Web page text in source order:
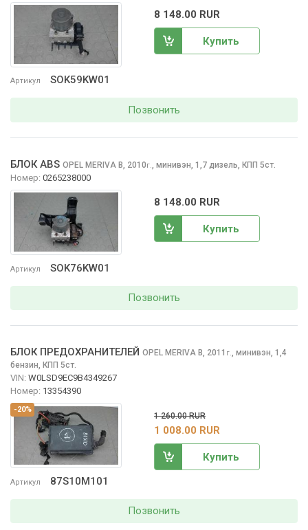
Артикул SOK59KW01
8 148.00 RUR
Купить
Позвонить
Артикул SOK76KW01
БЛОК ABS OPEL MERIVA B, 2010г., минивэн, 1,7 дизель, КПП 5ст.
Номер: 0265238000
8 148.00 RUR
Купить
Позвонить
-20%
Артикул 87S10M101
БЛОК ПРЕДОХРАНИТЕЛЕЙ OPEL MERIVA B, 2011 г., минивэн, 1,4
бензин, КПП 5ст.
VIN: W0LSD9EC9B4349267
Номер: 13354390
1 260.00 RUR
1 008.00 RUR
Купить
Позвонить